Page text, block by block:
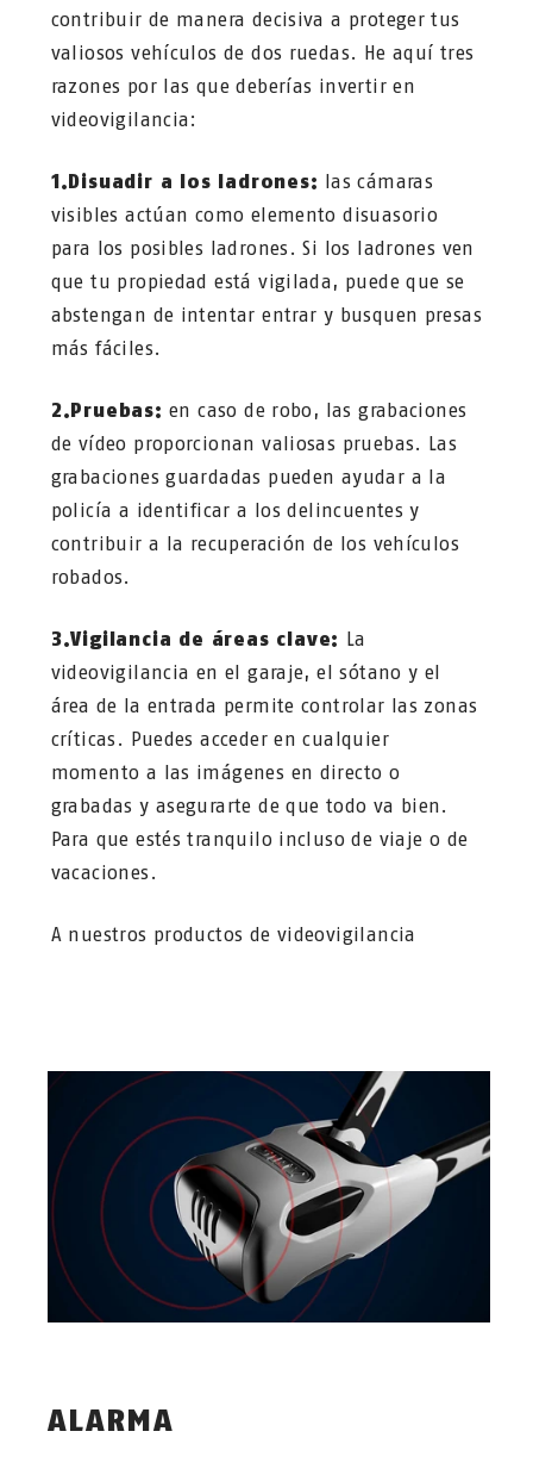
contribuir de manera decisiva a proteger tus
valiosos vehículos de dos ruedas. He aquí tres
razones por las que deberías invertir en
videovigilancia:
1.Disuadir a los ladrones: las cámaras
visibles actúan como elemento disuasorio
para los posibles ladrones. Si los ladrones ven
que tu propiedad está vigilada, puede que se
abstengan de intentar entrar y busquen presas
más fáciles.
2.Pruebas: en caso de robo, las grabaciones
de vídeo proporcionan valiosas pruebas. Las
grabaciones guardadas pueden ayudar a la
policía a identificar a los delincuentes y
contribuir a la recuperación de los vehículos
robados.
3.Vigilancia de áreas clave: La
videovigilancia en el garaje, el sótano y el
área de la entrada permite controlar las zonas
críticas. Puedes acceder en cualquier
momento a las imágenes en directo o
grabadas y asegurarte de que todo va bien.
Para que estés tranquilo incluso de viaje o de
vacaciones.
A nuestros productos de videovigilancia
ALARMA